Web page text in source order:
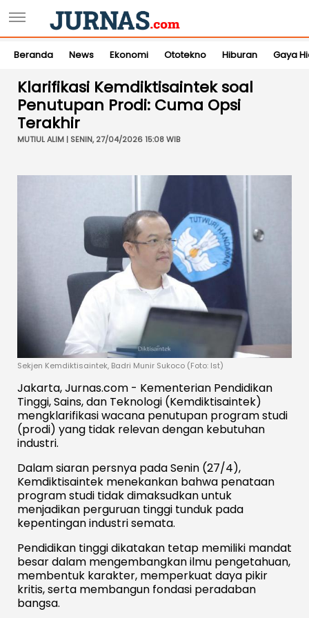
Beranda News Ekonomi Ototekno Hiburan Gaya
Klarifikasi Kemdiktisaintek soal
Penutupan Prodi: Cuma Opsi
Terakhir
MUTIUL ALIM | SENIN, 27/04/2026 15:08 WIB
Sekjen Kemdiktisaintek, Badri Munir Sukoco (Foto: Ist)
Jakarta, Jurnas.com - Kementerian Pendidikan
Tinggi, Sains, dan Teknologi (Kemdiktisaintek)
mengklarifikasi wacana penutupan program studi
(prodi) yang tidak relevan dengan kebutuhan
industri.
Dalam siaran persnya pada Senin (27/4),
Kemdiktisaintek menekankan bahwa penataan
program studi tidak dimaksudkan untuk
menjadikan perguruan tinggi tunduk pada
kepentingan industri semata.
Pendidikan tinggi dikatakan tetap memiliki mandat
besar dalam mengembangkan ilmu pengetahuan,
membentuk karakter, memperkuat daya pikir
kritis, serta membangun fondasi peradaban
bangsa.